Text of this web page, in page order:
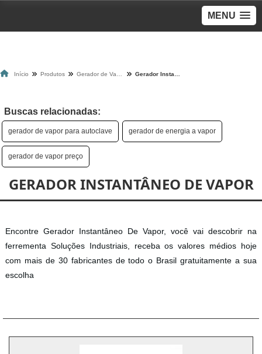
MENU
Início Produtos
Buscas relacionadas:
gerador de vapor para autoclave gerador de energia a vapor
gerador de vapor preço
GERADOR INSTANTÂNEO DE VAPOR
Encontre Gerador Instantâneo De Vapor, você vai descobrir na
ferrementa Soluções Industriais, receba os valores médios hoje
com mais de 30 fabricantes de todo o Brasil gratuitamente a sua
escolha